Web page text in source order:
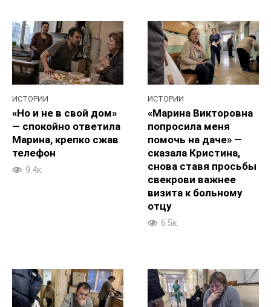
ИСТОРИИ
«Но и не в свой дом»
— спокойно ответила
Марина, крепко сжав
телефон
9.4к.
ИСТОРИИ
«Марина Викторовна
попросила меня
помочь на даче» —
сказала Кристина,
снова ставя просьбы
свекрови важнее
визита к больному
отцу
6.5к.